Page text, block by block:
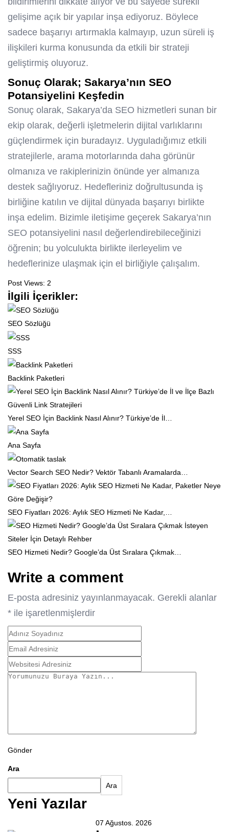
gelişime açık bir yapılar inşa ediyoruz. Böylece
sadece başarıyı artırmakla kalmayıp, uzun süreli iş
ilişkileri kurma konusunda da etkili bir strateji
geliştirmiş oluyoruz.
Sonuç Olarak; Sakarya’nın SEO
Potansiyelini Keşfedin
Sonuç olarak, Sakarya’da SEO hizmetleri sunan bir
ekip olarak, değerli işletmelerin dijital varlıklarını
güçlendirmek için buradayız. Uyguladığımız etkili
stratejilerle, arama motorlarında daha görünür
olmanıza ve rakiplerinizin önünde yer almanıza
destek sağlıyoruz. Hedefleriniz doğrultusunda iş
birliğine katılın ve dijital dünyada başarıyı birlikte
inşa edelim. Bizimle iletişime geçerek Sakarya’nın
SEO potansiyelini nasıl değerlendirebileceğinizi
öğrenin; bu yolculukta birlikte ilerleyelim ve
hedeflerinize ulaşmak için el birliğiyle çalışalım.
Post Views: 2
İlgili İçerikler:
SEO Sözlüğü
SSS
Backlink Paketleri
Yerel SEO İçin Backlink Nasıl Alınır? Türkiye’de İl…
Ana Sayfa
Vector Search SEO Nedir? Vektör Tabanlı Aramalarda…
SEO Fiyatları 2026: Aylık SEO Hizmeti Ne Kadar,…
SEO Hizmeti Nedir? Google’da Üst Sıralara Çıkmak…
Write a comment
E-posta adresiniz yayınlanmayacak. Gerekli alanlar
* ile işaretlenmişlerdir
Gönder
Ara
Ara
Yeni Yazılar
07 Ağustos. 2026